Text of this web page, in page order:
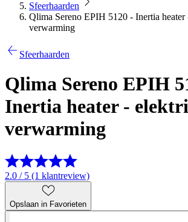
Sfeerhaarden
Qlima Sereno EPIH 5120 - Inertia heater
verwarming
Sfeerhaarden
Qlima Sereno EPIH
Inertia heater -
verwarming
2.0 / 5 (1 klantreview)
Opslaan in Favorieten